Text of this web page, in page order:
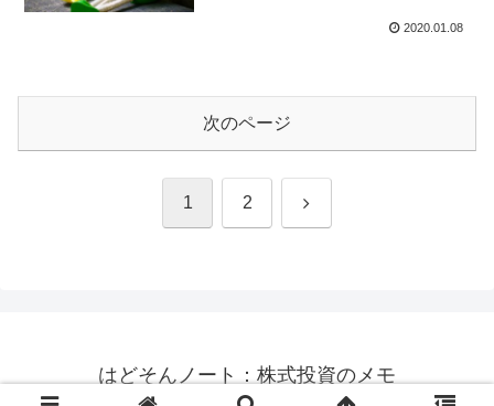
2020.01.08
次のページ
1 2 次
はどそんノート：株式投資のメモ